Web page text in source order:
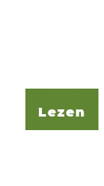
Lezen